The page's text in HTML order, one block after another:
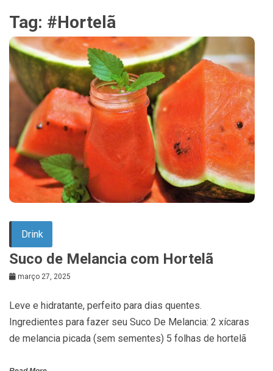
Tag: #Hortelã
Drink
Suco de Melancia com Hortelã
março 27, 2025
Leve e hidratante, perfeito para dias quentes.
Ingredientes para fazer seu Suco De Melancia: 2 xícaras
de melancia picada (sem sementes) 5 folhas de hortelã